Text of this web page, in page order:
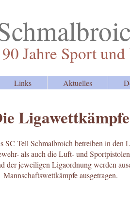
Jahre Sport
Links Aktuelles
Ligawettkämpfe
SC Tell Schmalbroich betreiben in den
als auch die Luft- und
der jeweiligen Ligaordnung werden
Mannschaftswettkämpfe ausgetragen.